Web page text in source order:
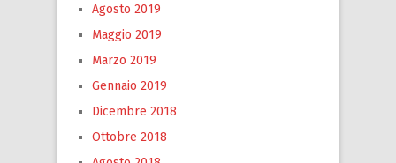
Agosto 2019
Maggio 2019
Marzo 2019
Gennaio 2019
Dicembre 2018
Ottobre 2018